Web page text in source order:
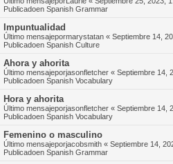
Publicadoen Spanish Grammar
Impuntualidad
Último mensajepormarystatan « Septiembre 14,
Publicadoen Spanish Culture
Ahora y ahorita
Último mensajeporjasonfletcher « Septiembre 14,
Publicadoen Spanish Vocabulary
Hora y ahorita
Último mensajeporjasonfletcher « Septiembre 14,
Publicadoen Spanish Vocabulary
Femenino o masculino
Último mensajeporjacobsmith « Septiembre 14,
Publicadoen Spanish Grammar